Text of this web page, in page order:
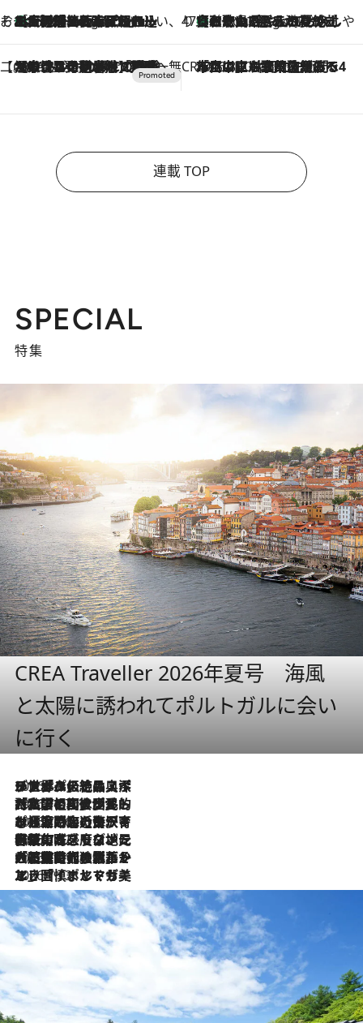
そおだよおこの関西おいしい、おやつ紀行6 Hours Ago
［大阪府箕面市］一皿一皿目の前で仕上げられる、料理を巧みに組み込んだアシェットデセールコース「ミチル アシェット デセール（Michiru assiette dessert）」 47都道府県の手みやげ ひんやりスイーツで夏を満喫
6 Hours Ago
【和歌山県】この夏絶対食べたい 冷やしておいしいおやつ3選 みかんがごろっと丸ごと入ったジュレ
【CREA×星野リゾート】唯一無二。癒しと発見が待つ場所へ
2026.8.7
【トンボの足水浴】ヒノキの香りに包まれて涼感マックス！約13℃の湧水かけ流しを避暑地「星野温泉 トンボの湯」で体験 CREA'S CHOICE
2026.8.7
「立川にも歌舞伎があるんだよ」 片岡仁左衛門・市川中車ら豪華座組みで4年目の立川立飛歌舞伎へ
連載 TOP
SPECIAL
特集
CREA Traveller 2026年夏号 海風
と太陽に誘われてポルトガルに会い
に行く
2026.8.8
リスボンの絶品スイーツ「パステル・デ・ナタ」とは？ポルトガル伝統の奥深い世界へ
2026.7.27
「私の祖国はポルトガル語です」国民的詩人フェルナンド・ペソアと、彼が愛した文学の街を歩く
2026.7.26
ポルトガル近海が育む極上の海の幸。キリリと冷えた白ワインと愉しむ、シーフード専門店の贅沢
2026.7.22
伝統の味をモダンに昇華。高感度な地元客が集う、リスボンの最旬ガストロノミー
2026.7.21
大航海時代の栄華から、震災、独裁、そして革命へ。ポルトガル・首都リスボンの石畳に刻まれた「歴史の光と影」
2026.7.13
エッセイ・ヤマザキマリ「慎ましくも美しき国 ポルトガル」